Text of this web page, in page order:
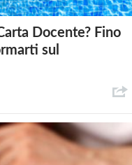
Docente? Fino
sul